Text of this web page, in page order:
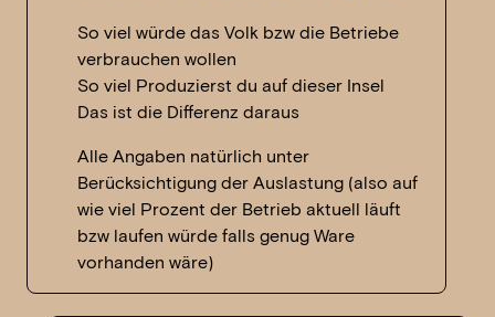
So viel würde das Volk bzw die Betriebe
verbrauchen wollen
So viel Produzierst du auf dieser Insel
Das ist die Differenz daraus
Alle Angaben natürlich unter
Berücksichtigung der Auslastung (also auf
wie viel Prozent der Betrieb aktuell läuft
bzw laufen würde falls genug Ware
vorhanden wäre)